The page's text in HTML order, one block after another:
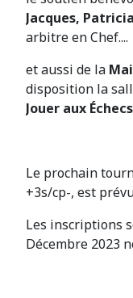
Jacques,
arbitre en Chef....
et aussi de la
disposition la
Jouer aux
Le prochain
+3s/cp-, est
Les inscriptions
Décembre 2023